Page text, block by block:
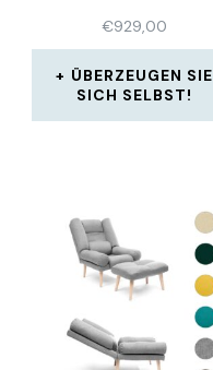
€929,00
ÜBERZEUGEN SIE
SICH SELBST!